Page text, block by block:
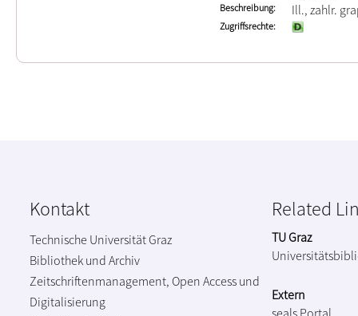
Beschreibung Ill., zahlr.
Zugriffsrechte
Kontakt
Technische Universität Graz
Bibliothek und Archiv
Zeitschriftenmanagement, Open Access und
Digitalisierung
Related
TU Graz
Extern
seals Portal